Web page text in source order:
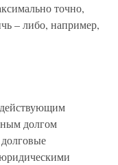
точно,
– либо, например,
действующим
долгом